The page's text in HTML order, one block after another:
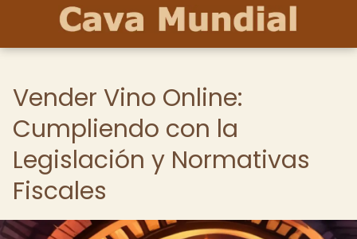
Vender Vino Online:
Cumpliendo con la
Legislación y Normativas
Fiscales